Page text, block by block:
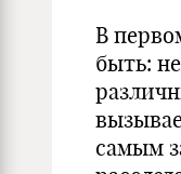
В
быть:
самым